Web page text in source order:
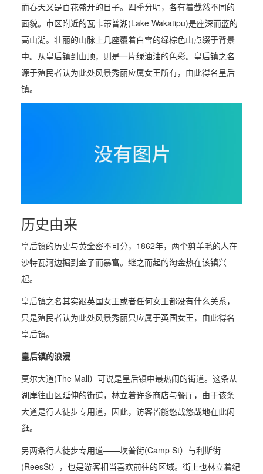
而春天又是百花盛开的日子。四季分明，各有着截然不同的
面貌。市区附近的瓦卡蒂普湖(Lake Wakatipu)是座深而蓝的
高山湖。壮丽的山脉上几座覆着白雪的绿棕色山点缀于背景
中。从皇后镇到山顶，则是一片绿油油的色彩。皇后镇之名
源于殖民者认为此处风景秀丽应属女王所有，由此得名皇后
镇。
历史由来
皇后镇的历史与黄金密不可分，1862年，两个剪羊毛的人在
沙特瓦河边掘到金子而暴富。继之而起的淘金热在该镇兴
起。
皇后镇之名其实跟英国女王或者任何女王都没有什么关系，
只是殖民者认为此处风景秀丽只应属于英国女王，由此得名
皇后镇。
皇后镇的浪漫
莫尔大道(The Mall）可说是皇后镇中最热闹的街道。这条从
湖岸往山区延伸的街道，林立着许多商店与餐厅，由于该条
大道是行人徒步专用道，因此，访客皆能悠哉悠哉地在此闲
逛。
另两条行人徒步专用道——坎普街(Camp St）与利斯街
(ReesSt），也是游客相当喜欢前往的区域。街上也林立着纪